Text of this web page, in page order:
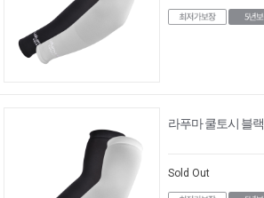
라푸마 쿨토시 블
Sold Out